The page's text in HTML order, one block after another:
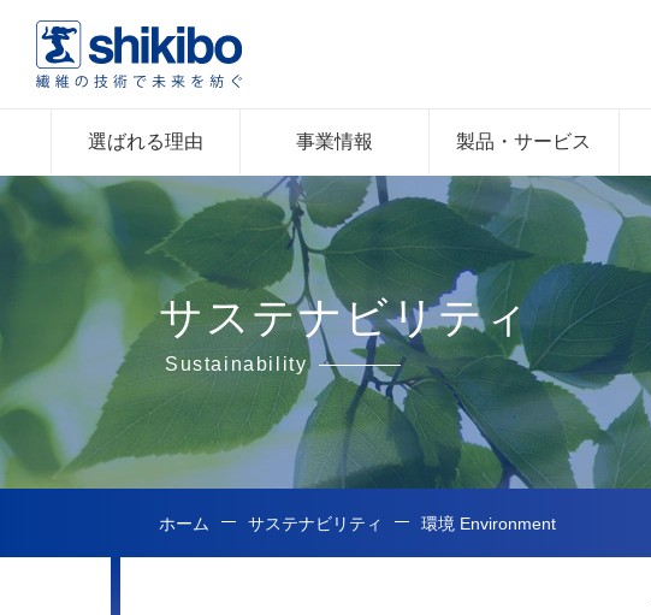
選ばれる理由 事業情報 製品・サービス
サステナビリティ
Sustainability
ホーム サステナビリティ 環境 Environment